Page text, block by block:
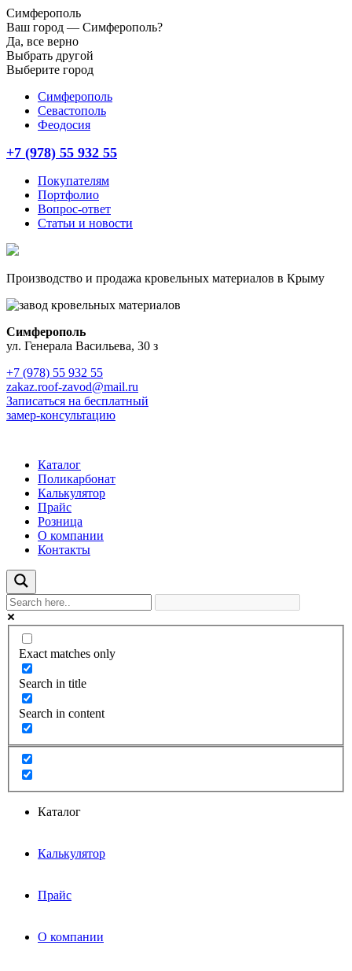
Симферополь
Ваш город — Симферополь?
Да, все верно
Выбрать другой
Выберите город
Симферополь
Севастополь
Феодосия
+7 (978) 55 932 55
Покупателям
Портфолио
Вопрос-ответ
Статьи и новости
Производство и продажа кровельных материалов в Крыму
Симферополь
ул. Генерала Васильева, 30 з
+7 (978) 55 932 55
zakaz.roof-zavod@mail.ru
Записаться на бесплатный
замер-консультацию
Каталог
Поликарбонат
Калькулятор
Прайс
Розница
О компании
Контакты
Exact matches only
Search in title
Search in content
Каталог
Калькулятор
Прайс
О компании